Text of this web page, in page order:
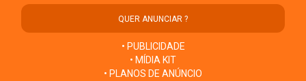
QUER ANUNCIAR ?
• PUBLICIDADE
• MÍDIA KIT
• PLANOS DE ANÚNCIO